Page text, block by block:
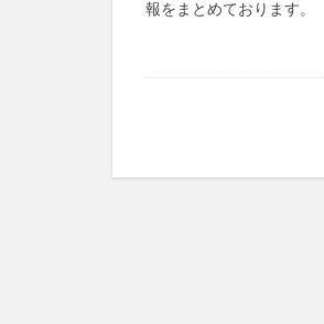
報をまとめております。